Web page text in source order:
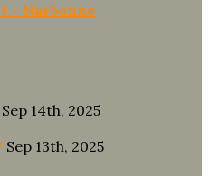
– Narbonne
Sep 14th, 2025
Sep 13th, 2025